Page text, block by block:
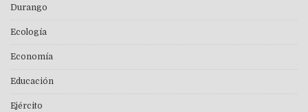
Durango
Ecología
Economía
Educación
Ejército